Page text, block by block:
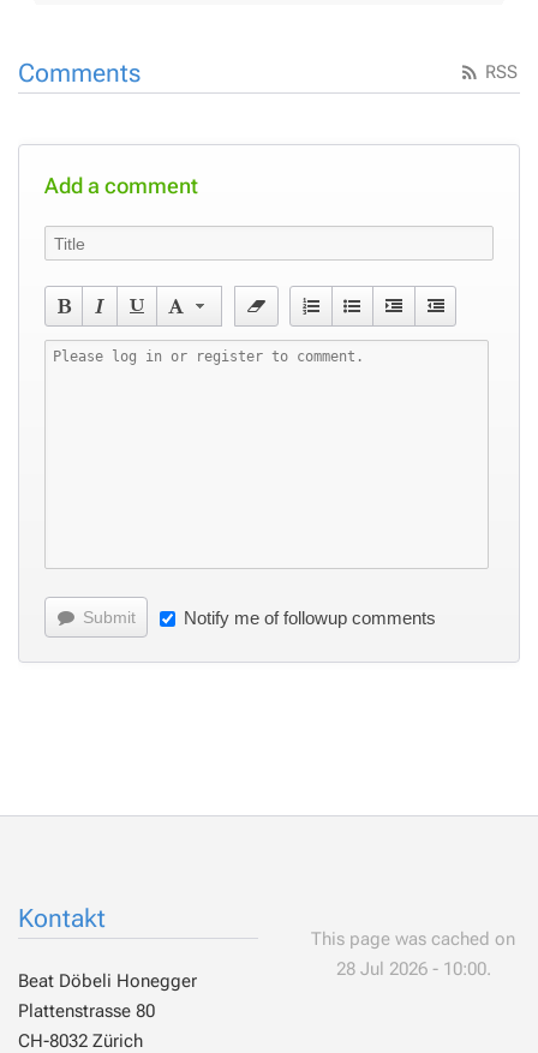
RSS
Comments
Add a comment
Submit Notify me of followup comments
Kontakt
Beat Döbeli Honegger
Plattenstrasse 80
CH-8032 Zürich
This page was cached on
28 Jul 2026 - 10:00.